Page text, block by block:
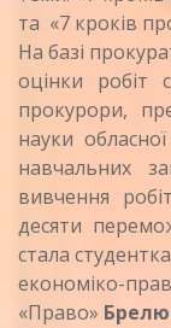
та «7 кроків
На базі
оцінки робіт
прокурори,
науки
навчальних
вивчення
десяти
стала
економіко-
«Право»